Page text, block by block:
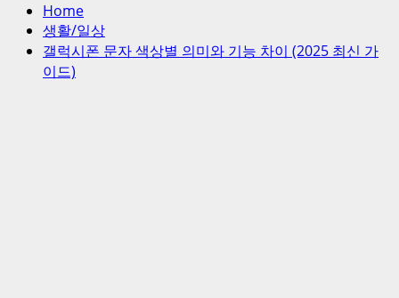
Home
생활/일상
갤럭시폰 문자 색상별 의미와 기능 차이 (2025 최신 가
이드)